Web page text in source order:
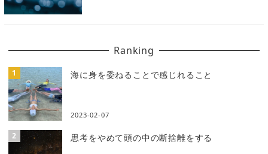
Ranking
海に身を委ねることで感じれること
2023-02-07
思考をやめて頭の中の断捨離をする